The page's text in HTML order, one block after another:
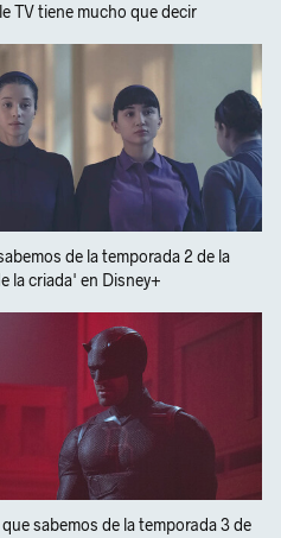
TV tiene mucho que decir
de la temporada 2 de la
la criada' en Disney+
sabemos de la temporada 3 de